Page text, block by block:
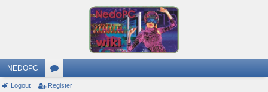
NEDOPC
or
Logout Register